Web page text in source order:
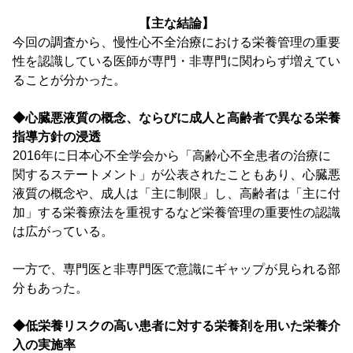
【主な結論】
今回の調査から、慢性心不全治療における栄養管理の重要
性を認識している医師が専門・非専門に関わらず増えてい
ることが分かった。
◆心臓悪液質の概念、ならびに成人と高齢者で異なる栄養
指導方針の浸透
2016年に日本心不全学会から「高齢心不全患者の治療に
関するステートメント」が公表されたこともあり、心臓悪
液質の概念や、成人は「主に制限」し、高齢者は「主に付
加」する栄養療法を重視するなど栄養管理の重要性の認識
は広がっている。
一方で、専門医と非専門医で意識にギャップが見られる部
分もあった。
◆低栄養リスクの高い患者に対する栄養剤を用いた栄養介
入の実施率